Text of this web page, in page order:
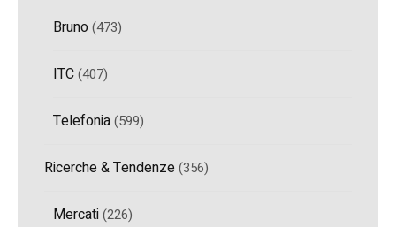
Bruno(473)
ITC(407)
Telefonia(599)
Ricerche & Tendenze(356)
Mercati(226)